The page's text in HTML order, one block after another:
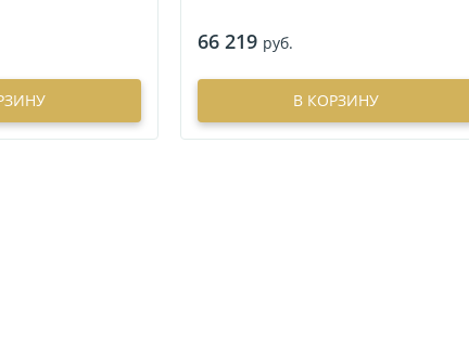
66 219 руб.
В КОРЗИНУ